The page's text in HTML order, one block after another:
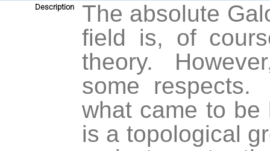
Description
The absolute
field is, of
theory.
some
what came to
is a topological